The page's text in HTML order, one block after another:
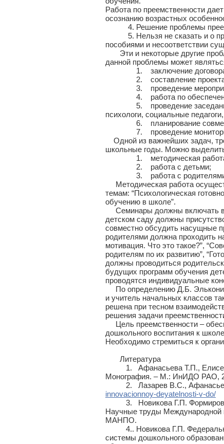
Работа по преемственности
осознанию возрастных
4. Решение проблемы
5. Нельзя не сказать и о
пособиями и несоответствии
Эти и некоторые другие
данной проблемы может
1. заключение договора
2. составление проекта
3. проведение мероприятий,
4. работа по обеспечению
5. проведение заседаний
психологи, социальные
6. планирование
7. проведение
Одной из важнейших задач,
школьные годы. Можно
1. методическая
2. работа с детьми;
3. работа с
Методическая работа
темам: “Психологическая
обучению в школе”.
Семинары должны включать в
детском саду должны
совместно обсудить насущные
родителями должна проходить
мотивация. Что это такое?”,
родителям по их развитию”,
должны проводиться
будущих программ обучения
проводятся индивидуальные
По определению Д.Б.
и учитель начальных классов
решена при тесном
решения задачи
Цель преемственности –
дошкольного воспитания к
Необходимо стремиться к
Литература
1. Афанасьева Т.П., Елисеева
Монография. – М.: ИнИДО РАО,
2. Лазарев В.С., Афанасьева
innovacionnoy-deyatelnosti-v-do/
3. Новикова Г.П.
Научные труды Международной
МАНПО.
4.. Новикова Г.П. Федеральная
системы дошкольного